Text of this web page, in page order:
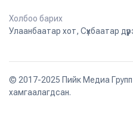
Холбоо барих
Улаанбаатар хот, Сүхбаатар
© 2017-2025 Пийк Медиа Групп
хамгаалагдсан.